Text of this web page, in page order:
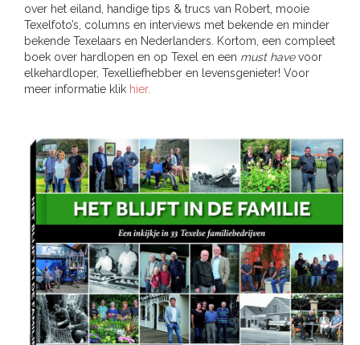
over het eiland, handige tips & trucs van Robert, mooie
Texelfoto’s, columns en interviews met bekende en minder
bekende Texelaars en Nederlanders. Kortom, een compleet
boek over hardlopen en op Texel en een must havevoor
elkehardloper, Texelliefhebber en levensgenieter! Voor
meer informatie klik hier.